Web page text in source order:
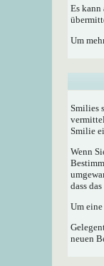
Es kann
Um
Smilies
Smilie
Wenn
dass das
Um
neuen